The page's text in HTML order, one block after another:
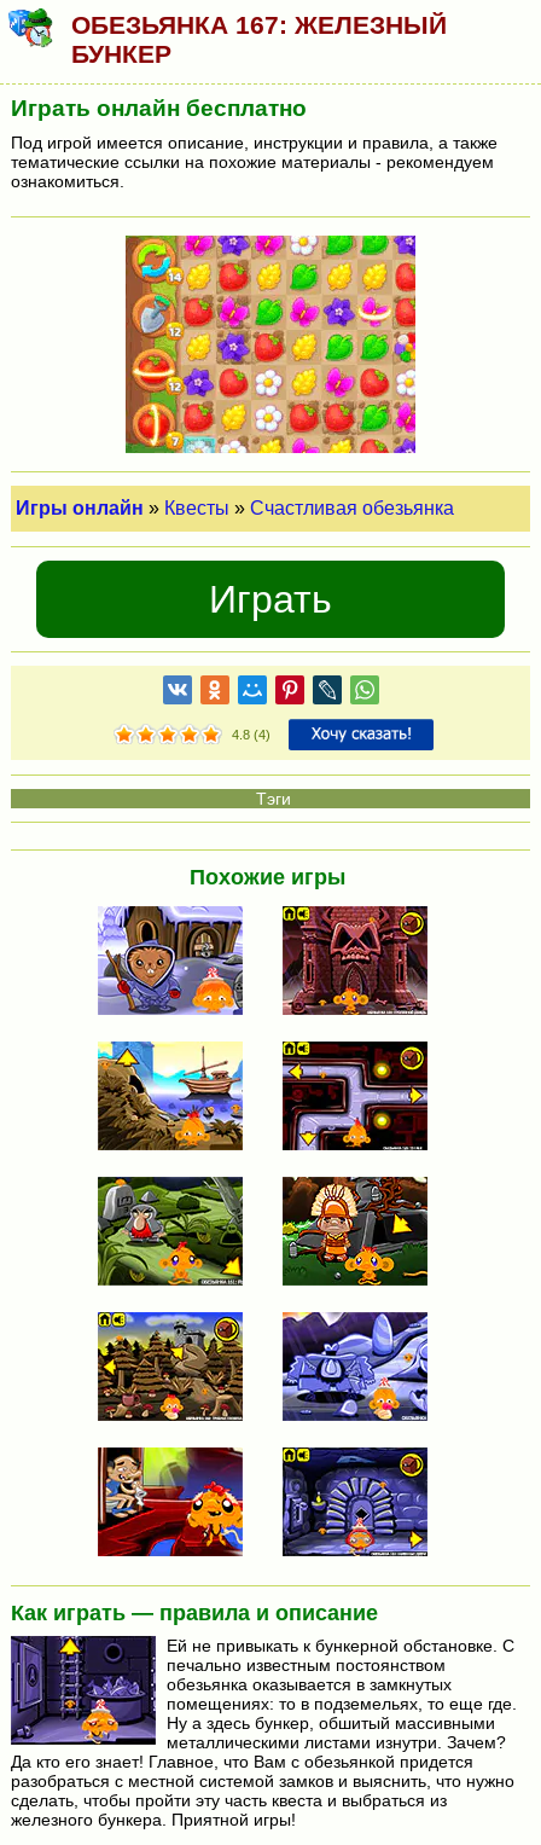
ОБЕЗЬЯНКА 167: ЖЕЛЕЗНЫЙ
БУНКЕР
Играть онлайн бесплатно
Под игрой имеется описание, инструкции и правила, а также
тематические ссылки на похожие материалы - рекомендуем
ознакомиться.
Игры онлайн » Квесты »Счастливая обезьянка
Играть
4.8(4)
Похожие игры
Как играть — правила и описание
Ей не привыкать к бункерной обстановке. С
печально известным постоянством
обезьянка оказывается в замкнутых
помещениях: то в подземельях, то еще где.
Ну а здесь бункер, обшитый массивными
металлическими листами изнутри. Зачем?
Да кто его знает! Главное, что Вам с обезьянкой придется
разобраться с местной системой замков и выяснить, что нужно
сделать, чтобы пройти эту часть квеста и выбраться из
железного бункера. Приятной игры!